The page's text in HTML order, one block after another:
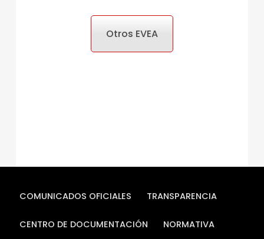
Otros EVEA
COMUNICADOS OFICIALES TRANSPARENCIA
CENTRO DE DOCUMENTACIÓN NORMATIVA